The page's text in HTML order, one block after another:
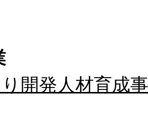
開発人材育成